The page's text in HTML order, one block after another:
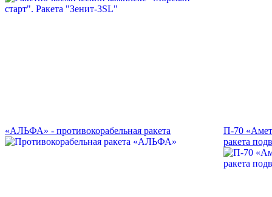
«АЛЬФА» - противокорабельная ракета
П-70
ракета